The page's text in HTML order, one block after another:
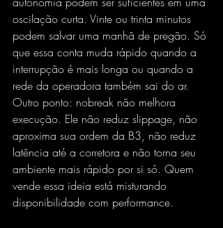
oscilação curta. Vinte ou trinta minutos
podem salvar uma manhã de pregão. Só
que essa conta muda rápido quando a
interrupção é mais longa ou quando a
rede da operadora também sai do ar.
Outro ponto: nobreak não melhora
execução. Ele não reduz slippage, não
aproxima sua ordem da B3, não reduz
latência até a corretora e não torna seu
ambiente mais rápido por si só. Quem
vende essa ideia está misturando
disponibilidade com performance.